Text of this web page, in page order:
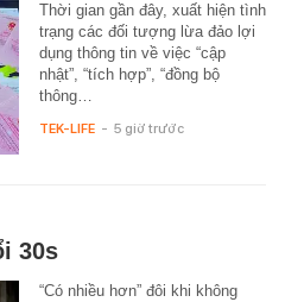
Thời gian gần đây, xuất hiện tình
trạng các đối tượng lừa đảo lợi
dụng thông tin về việc “cập
nhật”, “tích hợp”, “đồng bộ
thông…
TEK-LIFE - 5 giờ trước
30s
“Có nhiều hơn” đôi khi không